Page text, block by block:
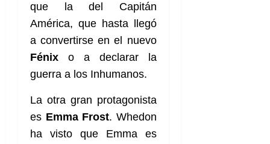
que la del Capitán
América, que hasta llegó
a convertirse en el nuevo
Fénix o a declarar la
guerra a los Inhumanos.
La otra gran protagonista
es Emma Frost. Whedon
ha visto que Emma es